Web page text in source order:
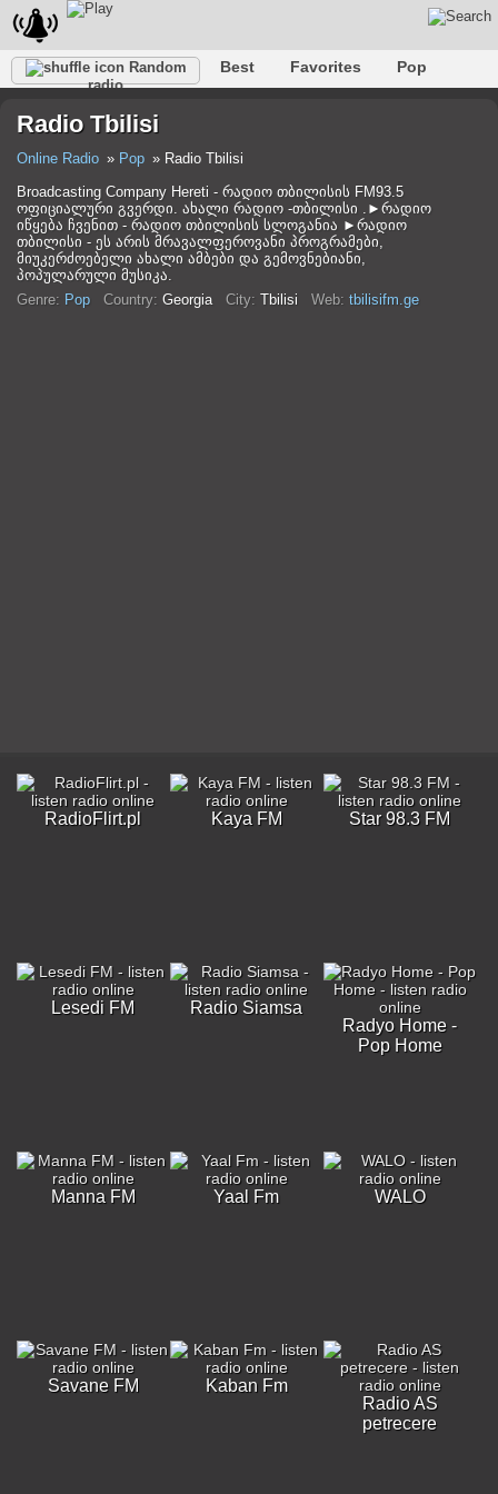
Random
radio
Best Favorites
Pop
Hip-Hop
Trance
Radio Tbilisi
Online Radio Pop
Radio Tbilisi
Broadcasting Company Hereti - რადიო თბილისის FM93.5
ოფიციალური გვერდი. ახალი რადიო -თბილისი .►რადიო
იწყება ჩვენით - რადიო თბილისის სლოგანია ►რადიო
თბილისი - ეს არის მრავალფეროვანი პროგრამები,
მიუკერძოებელი ახალი ამბები და გემოვნებიანი,
პოპულარული მუსიკა.
Genre: Pop Country: Georgia City: Tbilisi Web: tbilisifm.ge
RadioFlirt.pl Kaya FM Star 98.3 FM
Lesedi FM
Radio Siamsa
Radyo Home -
Pop Home
Manna FM Yaal Fm WALO
Savane FM
Kaban Fm
Radio AS
petrecere